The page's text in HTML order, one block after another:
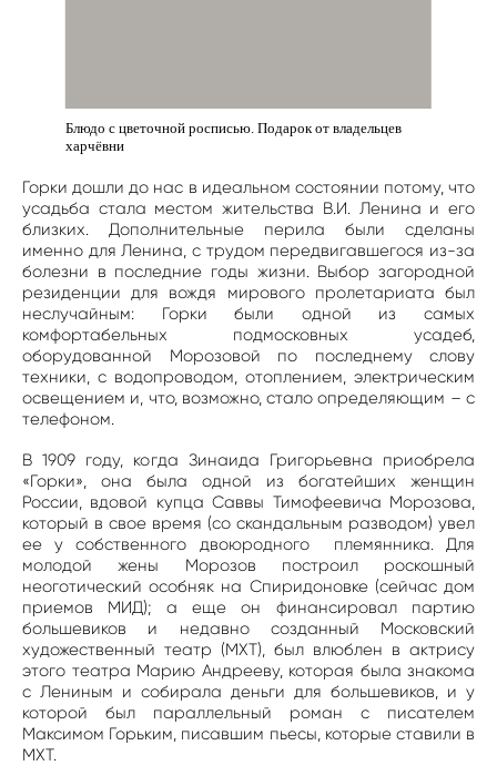
Блюдо с цветочной росписью. Подарок от владельцев
харчёвни
Горки дошли до нас в идеальном состоянии потому, что
усадьба стала местом жительства В.И. Ленина и его
близких. Дополнительные перила были сделаны
именно для Ленина, с трудом передвигавшегося из-за
болезни в последние годы жизни. Выбор загородной
резиденции для вождя мирового пролетариата был
неслучайным: Горки были одной из самых
комфортабельных подмосковных усадеб,
оборудованной Морозовой по последнему слову
техники, с водопроводом, отоплением, электрическим
освещением и, что, возможно, стало определяющим – с
телефоном.
В 1909 году, когда Зинаида Григорьевна приобрела
«Горки», она была одной из богатейших женщин
России, вдовой купца Саввы Тимофеевича Морозова,
который в свое время (со скандальным разводом) увел
ее у собственного двоюродного племянника. Для
молодой жены Морозов построил роскошный
неоготический особняк на Спиридоновке (сейчас дом
приемов МИД); а еще он финансировал партию
большевиков и недавно созданный Московский
художественный театр (МХТ), был влюблен в актрису
этого театра Марию Андрееву, которая была знакома
с Лениным и собирала деньги для большевиков, и у
которой был параллельный роман с писателем
Максимом Горьким, писавшим пьесы, которые ставили в
МХТ.